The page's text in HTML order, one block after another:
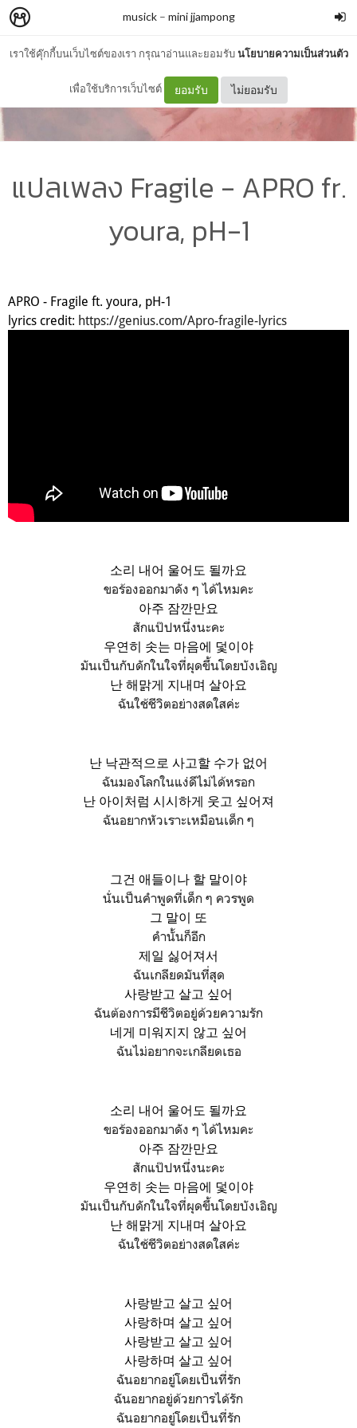
เราใช้คุ๊กกี้บนเว็บไซต์ของเรา กรุณาอ่านและยอมรับนโยบายความเป็นส่วนตัว
เพื่อใช้บริการเว็บไซต์ ยอมรับ ไม่ยอมรับ
musick– mini jjampong
แปลเพลง Fragile - APRO fr.
youra, pH-1
APRO - Fragile ft. youra, pH-1
lyrics credit: https://genius.com/Apro-fragile-lyrics
소리 내어 울어도 될까요
ขอร้องออกมาดัง ๆ ได้ไหมคะ
아주 잠깐만요
สักแป๊ปหนึ่งนะคะ
우연히 솟는 마음에 덫이야
มันเป็นกับดักในใจที่ผุดขึ้นโดยบังเอิญ
난 해맑게 지내며 살아요
ฉันใช้ชีวิตอย่างสดใสค่ะ
난 낙관적으로 사고할 수가 없어
ฉันมองโลกในแง่ดีไม่ได้หรอก
난 아이처럼 시시하게 웃고 싶어져
ฉันอยากหัวเราะเหมือนเด็ก ๆ
그건 애들이나 할 말이야
นั่นเป็นคำพูดที่เด็ก ๆ ควรพูด
그 말이 또
คำนั้นก็อีก
제일 싫어져서
ฉันเกลียดมันที่สุด
사랑받고 살고 싶어
ฉันต้องการมีชีวิตอยู่ด้วยความรัก
네게 미워지지 않고 싶어
ฉันไม่อยากจะเกลียดเธอ
소리 내어 울어도 될까요
ขอร้องออกมาดัง ๆ ได้ไหมคะ
아주 잠깐만요
สักแป๊ปหนึ่งนะคะ
우연히 솟는 마음에 덫이야
มันเป็นกับดักในใจที่ผุดขึ้นโดยบังเอิญ
난 해맑게 지내며 살아요
ฉันใช้ชีวิตอย่างสดใสค่ะ
사랑받고 살고 싶어
사랑하며 살고 싶어
사랑받고 살고 싶어
사랑하며 살고 싶어
ฉันอยากอยู่โดยเป็นที่รัก
ฉันอยากอยู่ด้วยการได้รัก
ฉันอยากอยู่โดยเป็นที่รัก